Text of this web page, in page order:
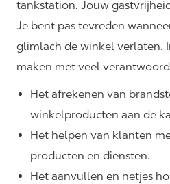
tankstation. Jouw
Je bent pas tevreden
glimlach de winkel verlaten.
maken met veel
Het afrekenen van
winkelproducten aan de
Het helpen van klanten
producten en diensten.
Het aanvullen en netjes